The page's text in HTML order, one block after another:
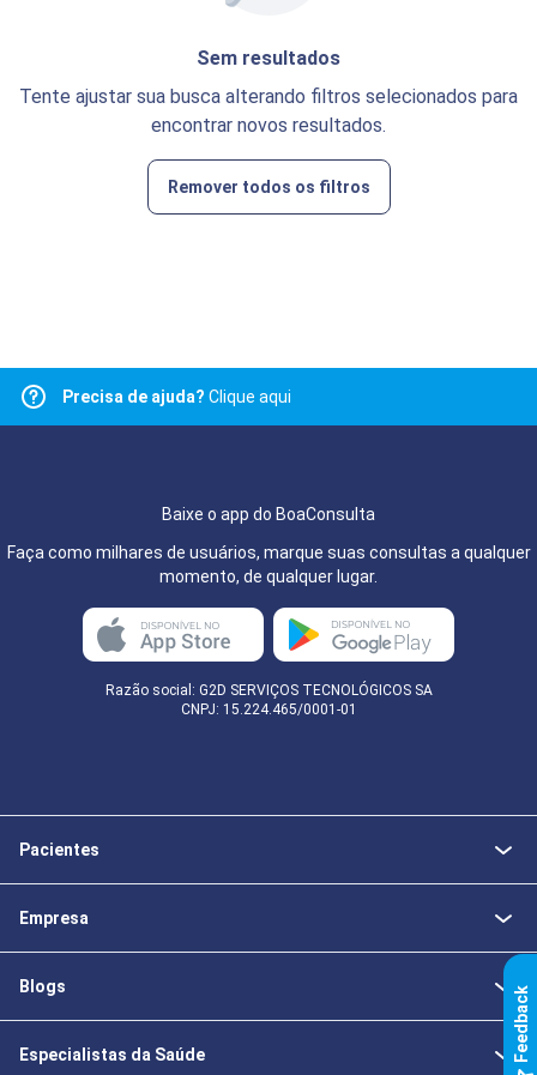
Sem resultados
Tente ajustar sua busca alterando filtros selecionados para
encontrar novos resultados.
Remover todos os filtros
Precisa de ajuda? Clique aqui
Baixe o app do BoaConsulta
Faça como milhares de usuários, marque suas consultas a qualquer
momento, de qualquer lugar.
Razão social: G2D SERVIÇOS TECNOLÓGICOS SA
CNPJ: 15.224.465/0001-01
Pacientes
Empresa
Blogs
Especialistas da Saúde k